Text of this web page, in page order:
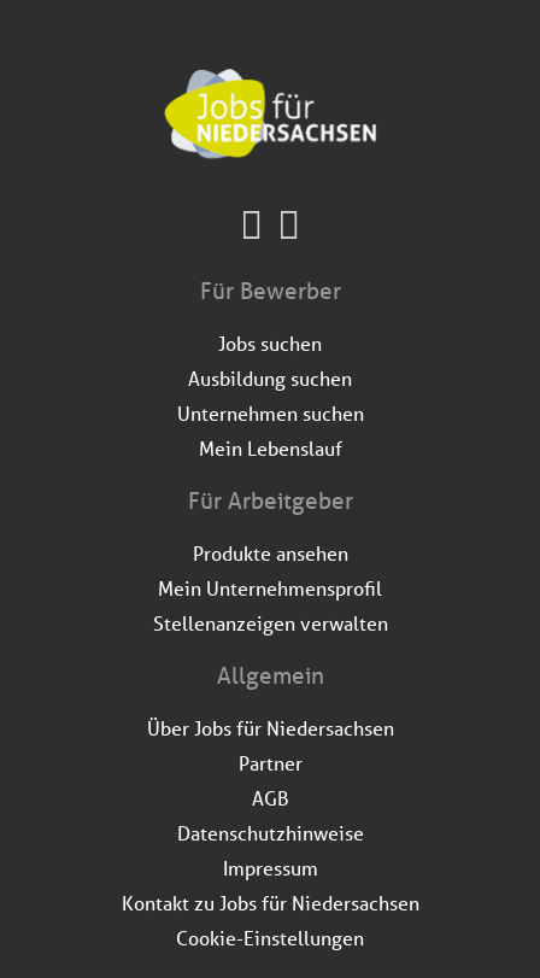
Für Bewerber
Jobs suchen
Ausbildung suchen
Unternehmen suchen
Mein Lebenslauf
Für Arbeitgeber
Produkte ansehen
Mein Unternehmensprofil
Stellenanzeigen verwalten
Allgemein
Über Jobs für Niedersachsen
Partner
AGB
Datenschutzhinweise
Impressum
Kontakt zu Jobs für Niedersachsen
Cookie-Einstellungen